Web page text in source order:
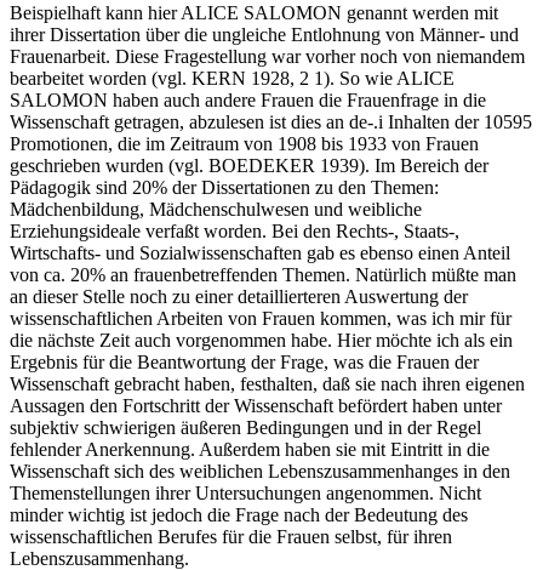
Beispielhaft kann hier ALICE SALOMON genannt werden mit
ihrer Dissertation über die ungleiche Entlohnung von Männer- und
Frauenarbeit. Diese Fragestellung war vorher noch von niemandem
bearbeitet worden (vgl. KERN 1928, 2 1). So wie ALICE
SALOMON haben auch andere Frauen die Frauenfrage in die
Wissenschaft getragen, abzulesen ist dies an de-.i Inhalten der 10595
Promotionen, die im Zeitraum von 1908 bis 1933 von Frauen
geschrieben wurden (vgl. BOEDEKER 1939). Im Bereich der
Pädagogik sind 20% der Dissertationen zu den Themen:
Mädchenbildung, Mädchenschulwesen und weibliche
Erziehungsideale verfaßt worden. Bei den Rechts-, Staats-,
Wirtschafts- und Sozialwissenschaften gab es ebenso einen Anteil
von ca. 20% an frauenbetreffenden Themen. Natürlich müßte man
an dieser Stelle noch zu einer detaillierteren Auswertung der
wissenschaftlichen Arbeiten von Frauen kommen, was ich mir für
die nächste Zeit auch vorgenommen habe. Hier möchte ich als ein
Ergebnis für die Beantwortung der Frage, was die Frauen der
Wissenschaft gebracht haben, festhalten, daß sie nach ihren eigenen
Aussagen den Fortschritt der Wissenschaft befördert haben unter
subjektiv schwierigen äußeren Bedingungen und in der Regel
fehlender Anerkennung. Außerdem haben sie mit Eintritt in die
Wissenschaft sich des weiblichen Lebenszusammenhanges in den
Themenstellungen ihrer Untersuchungen angenommen. Nicht
minder wichtig ist jedoch die Frage nach der Bedeutung des
wissenschaftlichen Berufes für die Frauen selbst, für ihren
Lebenszusammenhang.